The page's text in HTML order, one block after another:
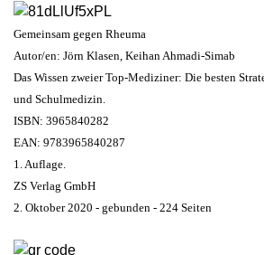
Gemeinsam gegen Rheuma
Autor/en: Jörn Klasen, Keihan Ahmadi-Simab
Das Wissen zweier Top-Mediziner: Die besten
und Schulmedizin.
ISBN: 3965840282
EAN: 9783965840287
1. Auflage.
ZS Verlag GmbH
2. Oktober 2020 - gebunden - 224 Seiten